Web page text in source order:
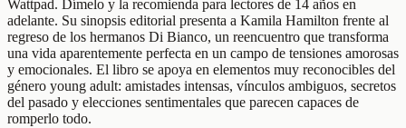
Wattpad. Dímelo y la recomienda para lectores de 14 años en
adelante. Su sinopsis editorial presenta a Kamila Hamilton frente al
regreso de los hermanos Di Bianco, un reencuentro que transforma
una vida aparentemente perfecta en un campo de tensiones amorosas
y emocionales. El libro se apoya en elementos muy reconocibles del
género young adult: amistades intensas, vínculos ambiguos, secretos
del pasado y elecciones sentimentales que parecen capaces de
romperlo todo.